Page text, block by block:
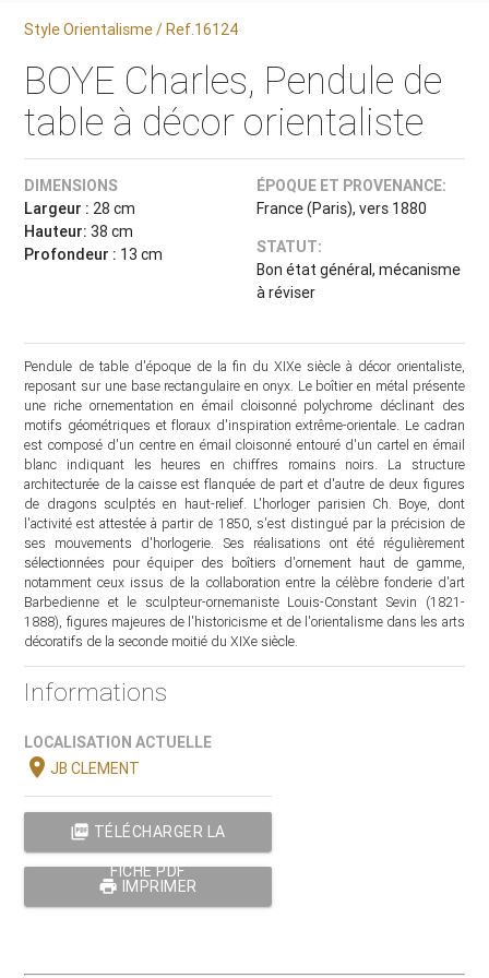
Style Orientalisme / Ref.16124
BOYE Charles, Pendule de
table à décor orientaliste
DIMENSIONS
Largeur : 28 cm
Hauteur: 38 cm
Profondeur : 13 cm
ÉPOQUE ET PROVENANCE:
France (Paris), vers 1880
STATUT:
Bon état général, mécanisme
à réviser
Pendule de table d'époque de la fin du XIXe siècle à décor orientaliste,
reposant sur une base rectangulaire en onyx. Le boîtier en métal présente
une riche ornementation en émail cloisonné polychrome déclinant des
motifs géométriques et floraux d'inspiration extrême-orientale. Le cadran
est composé d'un centre en émail cloisonné entouré d'un cartel en émail
blanc indiquant les heures en chiffres romains noirs. La structure
architecturée de la caisse est flanquée de part et d'autre de deux figures
de dragons sculptés en haut-relief. L'horloger parisien Ch. Boye, dont
l'activité est attestée à partir de 1850, s'est distingué par la précision de
ses mouvements d'horlogerie. Ses réalisations ont été régulièrement
sélectionnées pour équiper des boîtiers d'ornement haut de gamme,
notamment ceux issus de la collaboration entre la célèbre fonderie d'art
Barbedienne et le sculpteur-ornemaniste Louis-Constant Sevin (1821-
1888), figures majeures de l'historicisme et de l'orientalisme dans les arts
décoratifs de la seconde moitié du XIXe siècle.
Informations
LOCALISATION ACTUELLE
location_onJB CLEMENT
picture_as_pdf TÉLÉCHARGER LA
FICHE PDF
print IMPRIMER